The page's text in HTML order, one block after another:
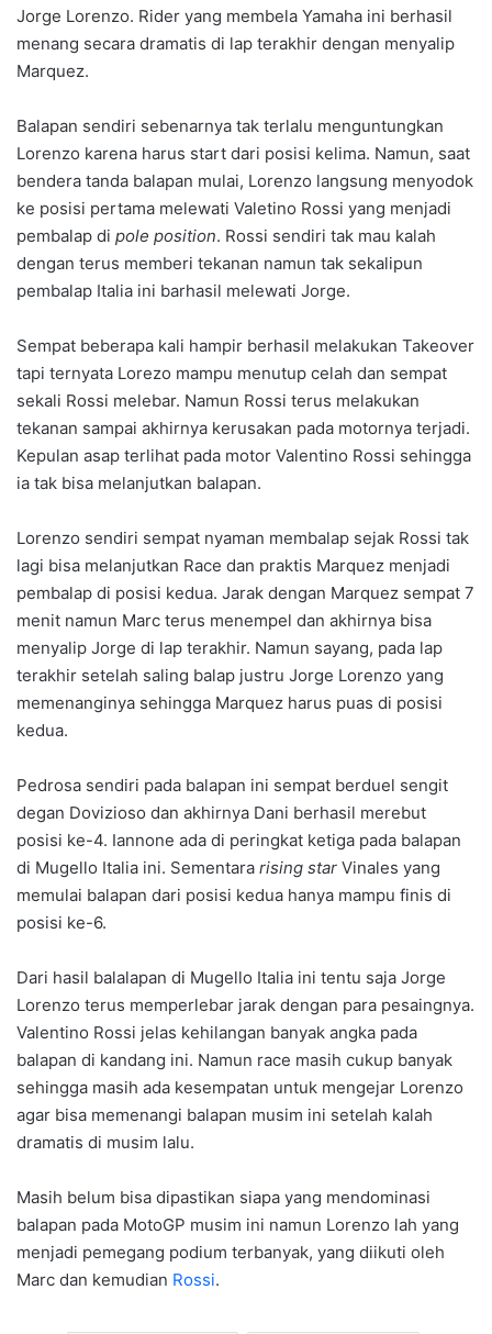
Jorge Lorenzo. Rider yang membela Yamaha ini berhasil
menang secara dramatis di lap terakhir dengan menyalip
Marquez.
Balapan sendiri sebenarnya tak terlalu menguntungkan
Lorenzo karena harus start dari posisi kelima. Namun, saat
bendera tanda balapan mulai, Lorenzo langsung menyodok
ke posisi pertama melewati Valetino Rossi yang menjadi
pembalap di pole position. Rossi sendiri tak mau kalah
dengan terus memberi tekanan namun tak sekalipun
pembalap Italia ini barhasil melewati Jorge.
Sempat beberapa kali hampir berhasil melakukan Takeover
tapi ternyata Lorezo mampu menutup celah dan sempat
sekali Rossi melebar. Namun Rossi terus melakukan
tekanan sampai akhirnya kerusakan pada motornya terjadi.
Kepulan asap terlihat pada motor Valentino Rossi sehingga
ia tak bisa melanjutkan balapan.
Lorenzo sendiri sempat nyaman membalap sejak Rossi tak
lagi bisa melanjutkan Race dan praktis Marquez menjadi
pembalap di posisi kedua. Jarak dengan Marquez sempat 7
menit namun Marc terus menempel dan akhirnya bisa
menyalip Jorge di lap terakhir. Namun sayang, pada lap
terakhir setelah saling balap justru Jorge Lorenzo yang
memenanginya sehingga Marquez harus puas di posisi
kedua.
Pedrosa sendiri pada balapan ini sempat berduel sengit
degan Dovizioso dan akhirnya Dani berhasil merebut
posisi ke-4. Iannone ada di peringkat ketiga pada balapan
di Mugello Italia ini. Sementara rising star Vinales yang
memulai balapan dari posisi kedua hanya mampu finis di
posisi ke-6.
Dari hasil balalapan di Mugello Italia ini tentu saja Jorge
Lorenzo terus memperlebar jarak dengan para pesaingnya.
Valentino Rossi jelas kehilangan banyak angka pada
balapan di kandang ini. Namun race masih cukup banyak
sehingga masih ada kesempatan untuk mengejar Lorenzo
agar bisa memenangi balapan musim ini setelah kalah
dramatis di musim lalu.
Masih belum bisa dipastikan siapa yang mendominasi
balapan pada MotoGP musim ini namun Lorenzo lah yang
menjadi pemegang podium terbanyak, yang diikuti oleh
Marc dan kemudian Rossi.